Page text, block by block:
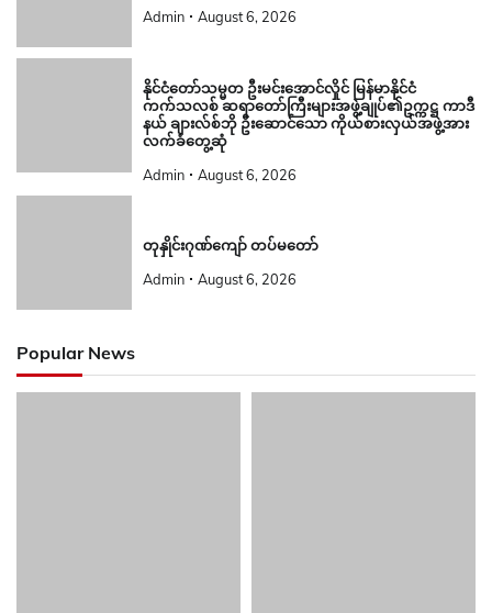
Admin August 6, 2026
နိုင်ငံတော်သမ္မတ ဦးမင်းအောင်လှိုင် မြန်မာနိုင်ငံ
ကက်သလစ် ဆရာတော်ကြီးများအဖွဲ့ချုပ်၏ဥက္ကဋ္ဌ ကာဒီ
နယ် ချားလ်စ်ဘို ဦးဆောင်သော ကိုယ်စားလှယ်အဖွဲ့အား
လက်ခံတွေ့ဆုံ
Admin August 6, 2026
တုနှိုင်းဂုဏ်ကျော် တပ်မတော်
Admin August 6, 2026
Popular News